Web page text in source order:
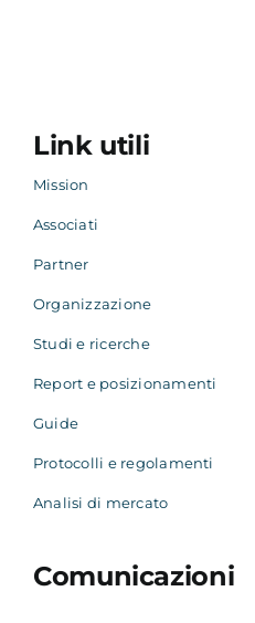
Link utili
Mission
Associati
Partner
Organizzazione
Studi e ricerche
Report e posizionamenti
Guide
Protocolli e regolamenti
Analisi di mercato
Comunicazioni